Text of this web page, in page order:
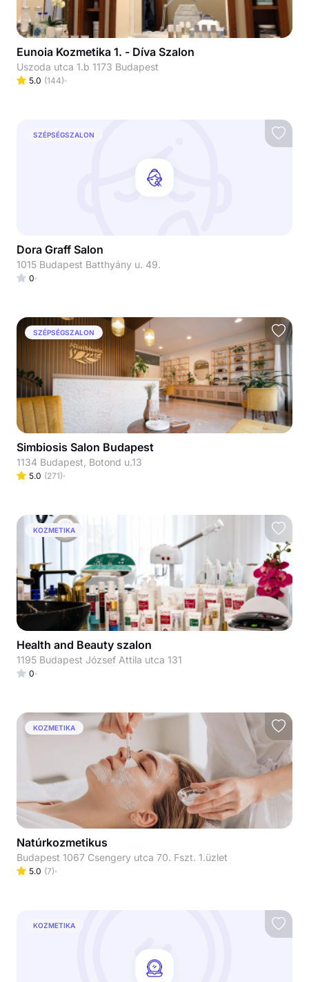
Eunoia Kozmetika 1. - Díva Szalon
Uszoda utca 1.b 1173 Budapest
5.0 (144)
SZÉPSÉGSZALON
Dora Graff Salon
1015 Budapest Batthyány u. 49.
0
SZÉPSÉGSZALON
Simbiosis Salon Budapest
1134 Budapest, Botond u.13
5.0 (271)
KOZMETIKA
Health and Beauty szalon
1195 Budapest József Attila utca 131
0
KOZMETIKA
Natúrkozmetikus
Budapest 1067 Csengery utca 70. Fszt. 1.üzlet
5.0 (7)
KOZMETIKA